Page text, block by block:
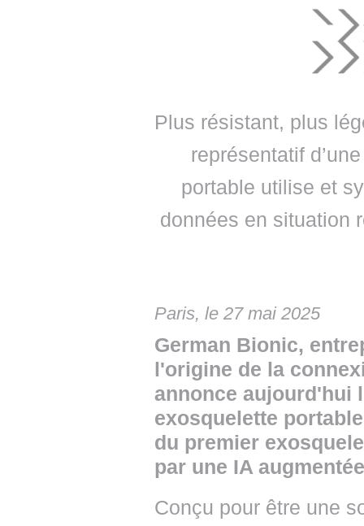
•
•
👉
Plus résistant, plus
représentatif
portable utilise et
données en situation
Paris, le 27 mai 2025
German Bionic,
l'origine de la
annonce aujourd'hui
exosquelette
du premier
par une IA
Conçu pour être une